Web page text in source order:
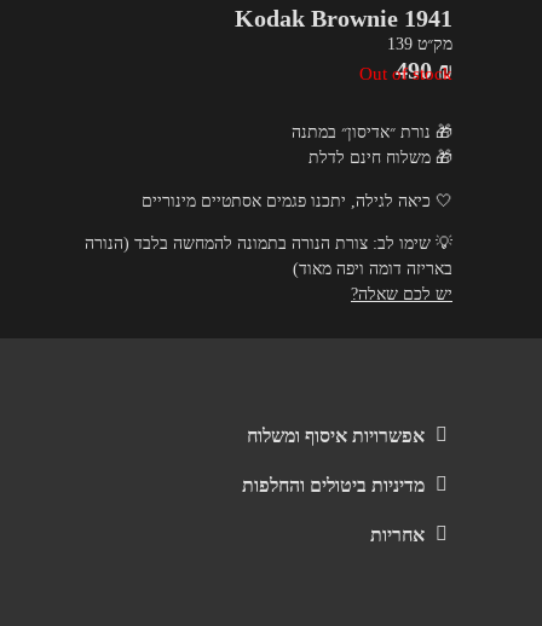
Kodak Brownie 1941
מק״ט 139
490₪
Out of stock
🎁 נורת ״אדיסון״ במתנה
🎁 משלוח חינם לדלת
🤍 כיאה לגילה, יתכנו פגמים אסתטיים מינוריים
💡 שימו לב: צורת הנורה בתמונה להמחשה בלבד (הנורה
באריזה דומה ויפה מאוד)
יש לכם שאלה?
אפשרויות איסוף ומשלוח
מדיניות ביטולים והחלפות
אחריות